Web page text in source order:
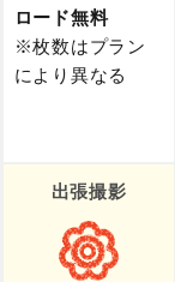
ロード無料
※枚数はプラン
により異なる
出張撮影